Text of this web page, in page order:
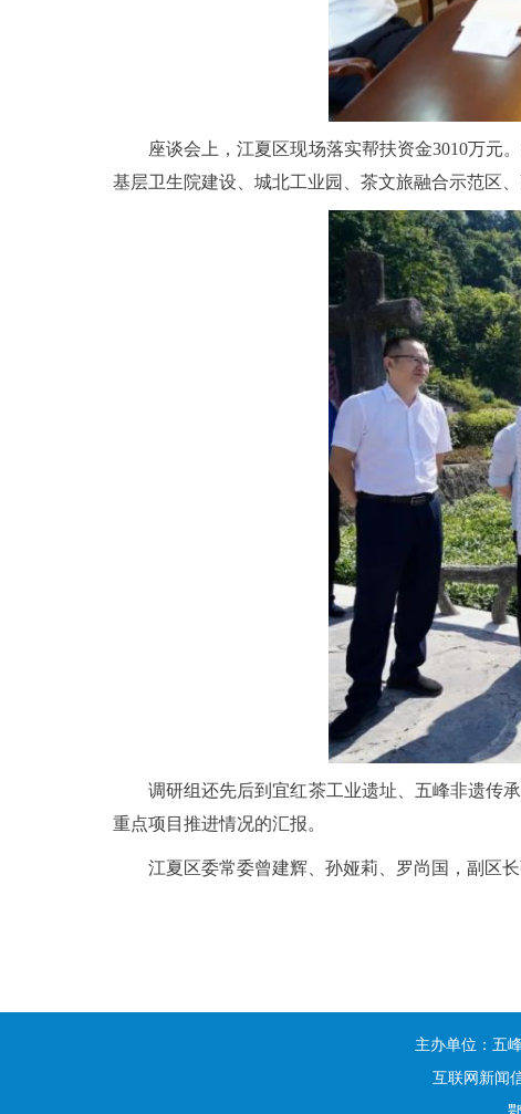
座谈会上，江夏区现场落实帮扶资金3010万元
基层卫生院建设、城北工业园、茶文旅融合示范区
调研组还先后到宜红茶工业遗址、五峰非遗传
重点项目推进情况的汇报。
江夏区委常委曾建辉、孙娅莉、罗尚国，副区
主办单位：五
互联网新闻